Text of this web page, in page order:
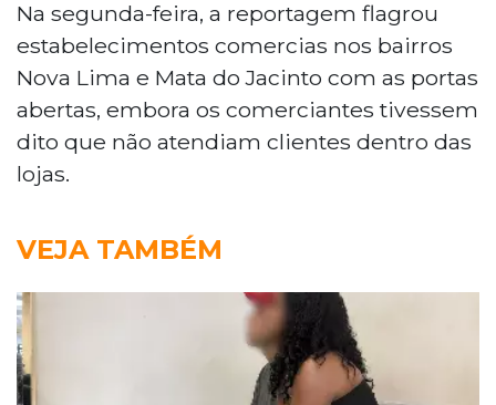
Na segunda-feira, a reportagem flagrou
estabelecimentos comercias nos bairros
Nova Lima e Mata do Jacinto com as portas
abertas, embora os comerciantes tivessem
dito que não atendiam clientes dentro das
lojas.
VEJA TAMBÉM